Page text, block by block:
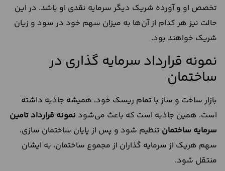
تخصص او و آورده شریک دیگر سرمایه نقدی او باشد. در این
حالت نیز هر کدام از آن‌ها به میزان سهم خود در سود و زیان
شریک خواهند بود.
نمونه قرارداد سرمایه گذاری در
ساختمان
بازار ساخت و ساز با تمام ریسک خود، همیشه جاذبه داشته
است. همین جاذبه است که باعث می‌شود نمونه قرارداد تامین
سرمایه ساختمان تنظیم شود و پس از پایان ساختمان سازی،
سهم هریک از سرمایه گذاران از مجموع ساختمان، به ایشان
منتقل شود.